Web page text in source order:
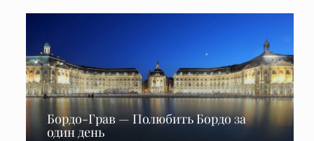
Бордо-Грав — Полюбить Бордо за
один день